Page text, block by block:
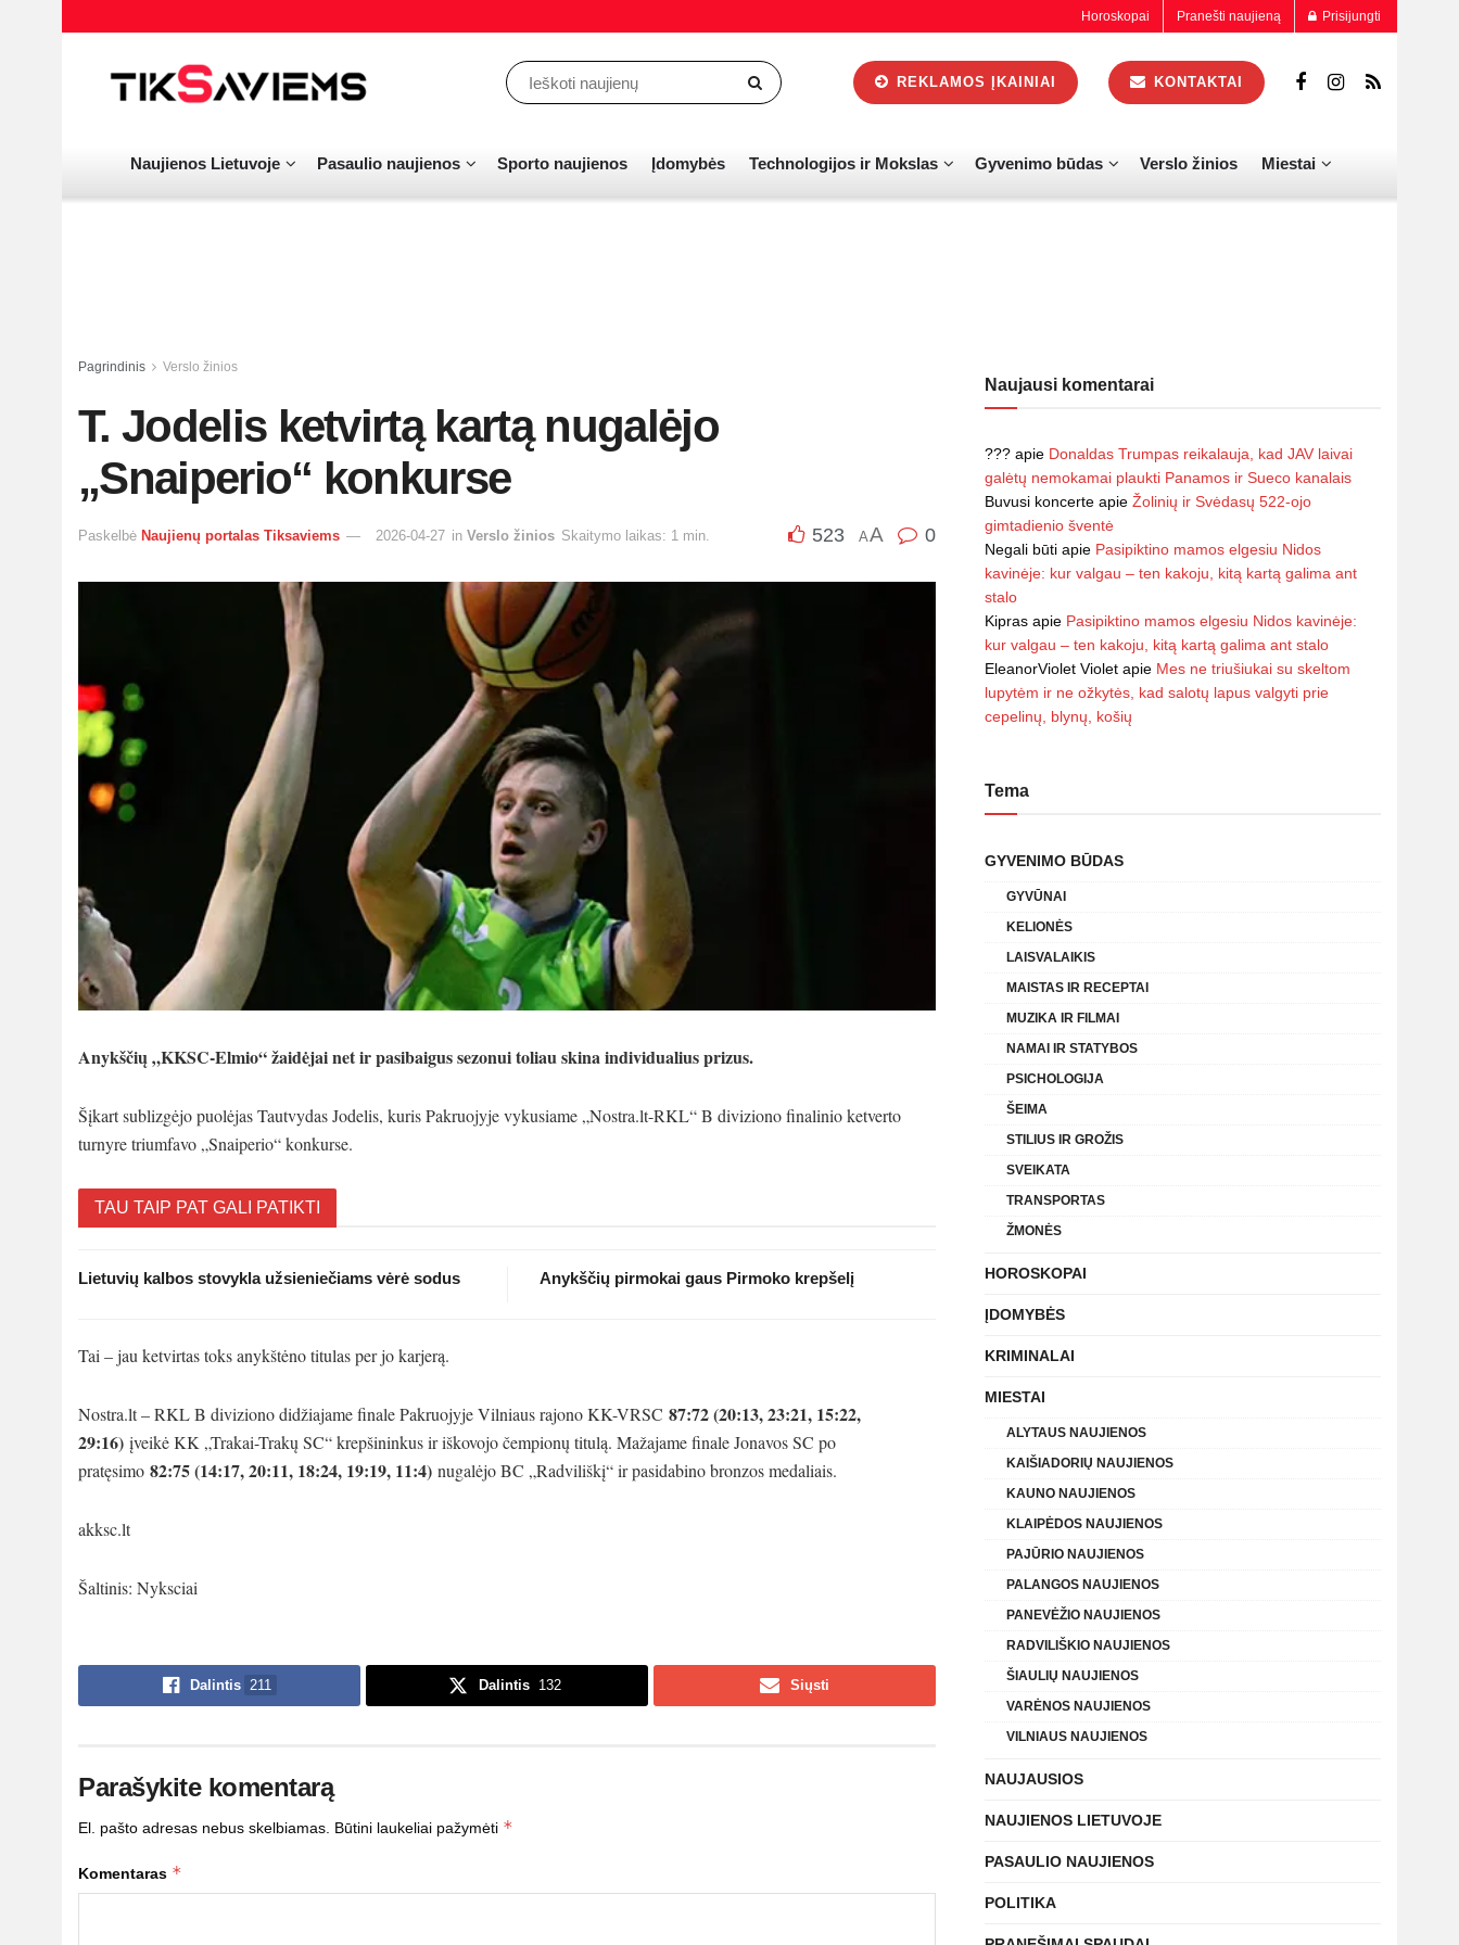
Horoskopai Pranešti naujieną Prisijungti
REKLAMOS ĮKAINIAI KONTAKTAI
Naujienos Lietuvoje Pasaulio naujienos Sporto naujienos Įdomybės Technologijos ir Mokslas Gyvenimo būdas Verslo žinios Miestai
Pagrindinis Verslo žinios
T. Jodelis ketvirtą kartą nugalėjo
„Snaiperio“ konkurse
Paskelbė Naujienų portalas Tiksaviems 2026-04-27 in Verslo žinios Skaitymo laikas: 1 min. 523 AA 0
Anykščių „KKSC-Elmio“ žaidėjai net ir pasibaigus sezonui toliau skina individualius prizus.
Šįkart sublizgėjo puolėjas Tautvydas Jodelis, kuris Pakruojyje vykusiame „Nostra.lt-RKL“ B diviziono finalinio ketverto
turnyre triumfavo „Snaiperio“ konkurse.
TAU TAIP PAT GALI PATIKTI
Lietuvių kalbos stovykla užsieniečiams vėrė sodus Anykščių pirmokai gaus Pirmoko krepšelį
Tai – jau ketvirtas toks anykštėno titulas per jo karjerą.
Nostra.lt – RKL B diviziono didžiajame finale Pakruojyje Vilniaus rajono KK-VRSC 87:72 (20:13, 23:21, 15:22,
29:16) įveikė KK „Trakai-Trakų SC“ krepšininkus ir iškovojo čempionų titulą. Mažajame finale Jonavos SC po
pratęsimo 82:75 (14:17, 20:11, 18:24, 19:19, 11:4) nugalėjo BC „Radviliškį“ ir pasidabino bronzos medaliais.
akksc.lt
Šaltinis: Nyksciai
Dalintis 211 Dalintis 132 Siųsti
Parašykite komentarą
El. pašto adresas nebus skelbiamas. Būtini laukeliai pažymėti *
Komentaras *
Naujausi komentarai
??? apie Donaldas Trumpas reikalauja, kad JAV laivai
galėtų nemokamai plaukti Panamos ir Sueco kanalais
Buvusi koncerte apie Žolinių ir Svėdasų 522-ojo
gimtadienio šventė
Negali būti apie Pasipiktino mamos elgesiu Nidos
kavinėje: kur valgau – ten kakoju, kitą kartą galima ant
stalo
Kipras apie Pasipiktino mamos elgesiu Nidos kavinėje:
kur valgau – ten kakoju, kitą kartą galima ant stalo
EleanorViolet Violet apie Mes ne triušiukai su skeltom
lupytėm ir ne ožkytės, kad salotų lapus valgyti prie
cepelinų, blynų, košių
Tema
GYVENIMO BŪDAS
GYVŪNAI
KELIONĖS
LAISVALAIKIS
MAISTAS IR RECEPTAI
MUZIKA IR FILMAI
NAMAI IR STATYBOS
PSICHOLOGIJA
ŠEIMA
STILIUS IR GROŽIS
SVEIKATA
TRANSPORTAS
ŽMONĖS
HOROSKOPAI
ĮDOMYBĖS
KRIMINALAI
MIESTAI
ALYTAUS NAUJIENOS
KAIŠIADORIŲ NAUJIENOS
KAUNO NAUJIENOS
KLAIPĖDOS NAUJIENOS
PAJŪRIO NAUJIENOS
PALANGOS NAUJIENOS
PANEVĖŽIO NAUJIENOS
RADVILIŠKIO NAUJIENOS
ŠIAULIŲ NAUJIENOS
VARĖNOS NAUJIENOS
VILNIAUS NAUJIENOS
NAUJAUSIOS
NAUJIENOS LIETUVOJE
PASAULIO NAUJIENOS
POLITIKA